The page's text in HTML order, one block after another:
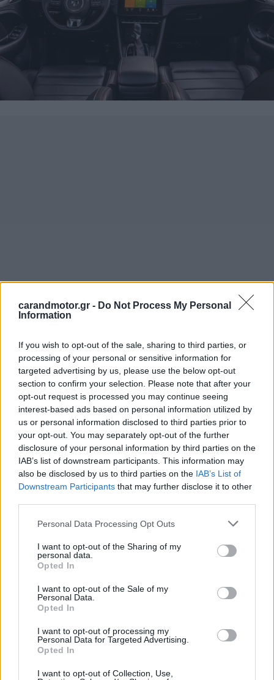
carandmotor.gr - Do Not Process My Personal
Information
If you wish to opt-out of the sale, sharing to third parties, or
processing of your personal or sensitive information for
targeted advertising by us, please use the below opt-out
section to confirm your selection. Please note that after your
opt-out request is processed you may continue seeing
interest-based ads based on personal information utilized by
us or personal information disclosed to third parties prior to
your opt-out. You may separately opt-out of the further
disclosure of your personal information by third parties on the
IAB’s list of downstream participants. This information may
also be disclosed by us to third parties on the IAB’s List of
Downstream Participants that may further disclose it to other
Please note that this website/app uses one or more Google
not limited to your visit or usage behaviour. You may click to
grant or deny consent to Google and its third-party tags to
use your data for below specified purposes in below Google
consent section.
Personal Data Processing Opt Outs
I want to opt-out of the Sharing of my
personal data.
Opted In
I want to opt-out of the Sale of my
Personal Data.
Opted In
I want to opt-out of processing my
Personal Data for Targeted Advertising.
Opted In
I want to opt-out of Collection, Use,
Η σχεδίασή του ευνοεί την εργονομία, με τον πλούσιο
εξοπλισμό και το εξελιγμένο σύστημα πολυμέσων να
προσφέρουν υψηλή άνεση και να φροντίζουν για την
ασφάλεια των μετακινήσεων.
Οι χώροι θα βολέψουν με
αποσκευών των 448 λίτρων υπόσχεται ότι θα χωρέσει
πολλές αποσκευές.
Η γκάμα του νέου MG ZS απαρτίζεται από
δύο εκδόσεις
επιπέδων εξοπλισμού ο υποψήφιος αγοραστής μπορεί να